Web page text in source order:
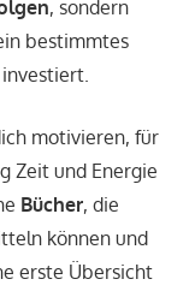
, sondern
bestimmtes
motivieren, für
Zeit und Energie
Bücher, die
können und
erste Übersicht